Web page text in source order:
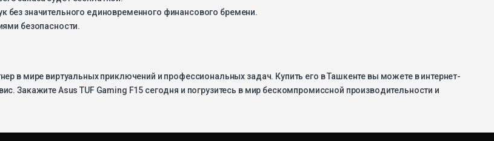
без значительного единовременного финансового бремени.
безопасности.
в мире виртуальных приключений и профессиональных задач. Купить его в Ташкенте вы можете в интернет-
Закажите Asus TUF Gaming F15 сегодня и погрузитесь в мир бескомпромиссной производительности и